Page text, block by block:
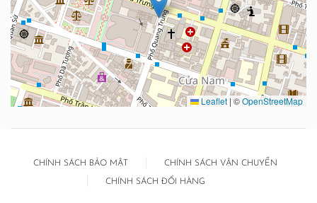
Leaflet | ©OpenStreetMap
CHÍNH SÁCH BẢO MẬT CHÍNH SÁCH VẬN CHUYỂN
CHÍNH SÁCH ĐỔI HÀNG